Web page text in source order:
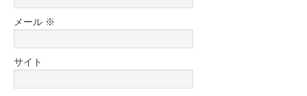
メール ※
サイト